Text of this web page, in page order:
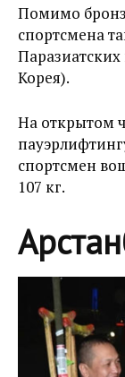
Помимо
спортсмена
Корея).
На открытом
спортсмен
107 кг.